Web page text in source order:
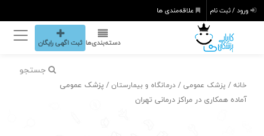
ورود / ثبت نام علاقه‌مندی ها
دسته‌بندی‌ها ثبت اگهی رایگان
جستجو
خانه / پزشک عمومی /درمانگاه و بیمارستان / پزشک عمومی
آماده همکاری در مراکز درمانی تهران